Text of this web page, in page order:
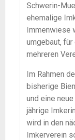
Schwerin-
ehemalige
Immenwiese
umgebaut,
mehreren
Im Rahmen
bisherige
und eine
jährige
wird in den
Imkerverein